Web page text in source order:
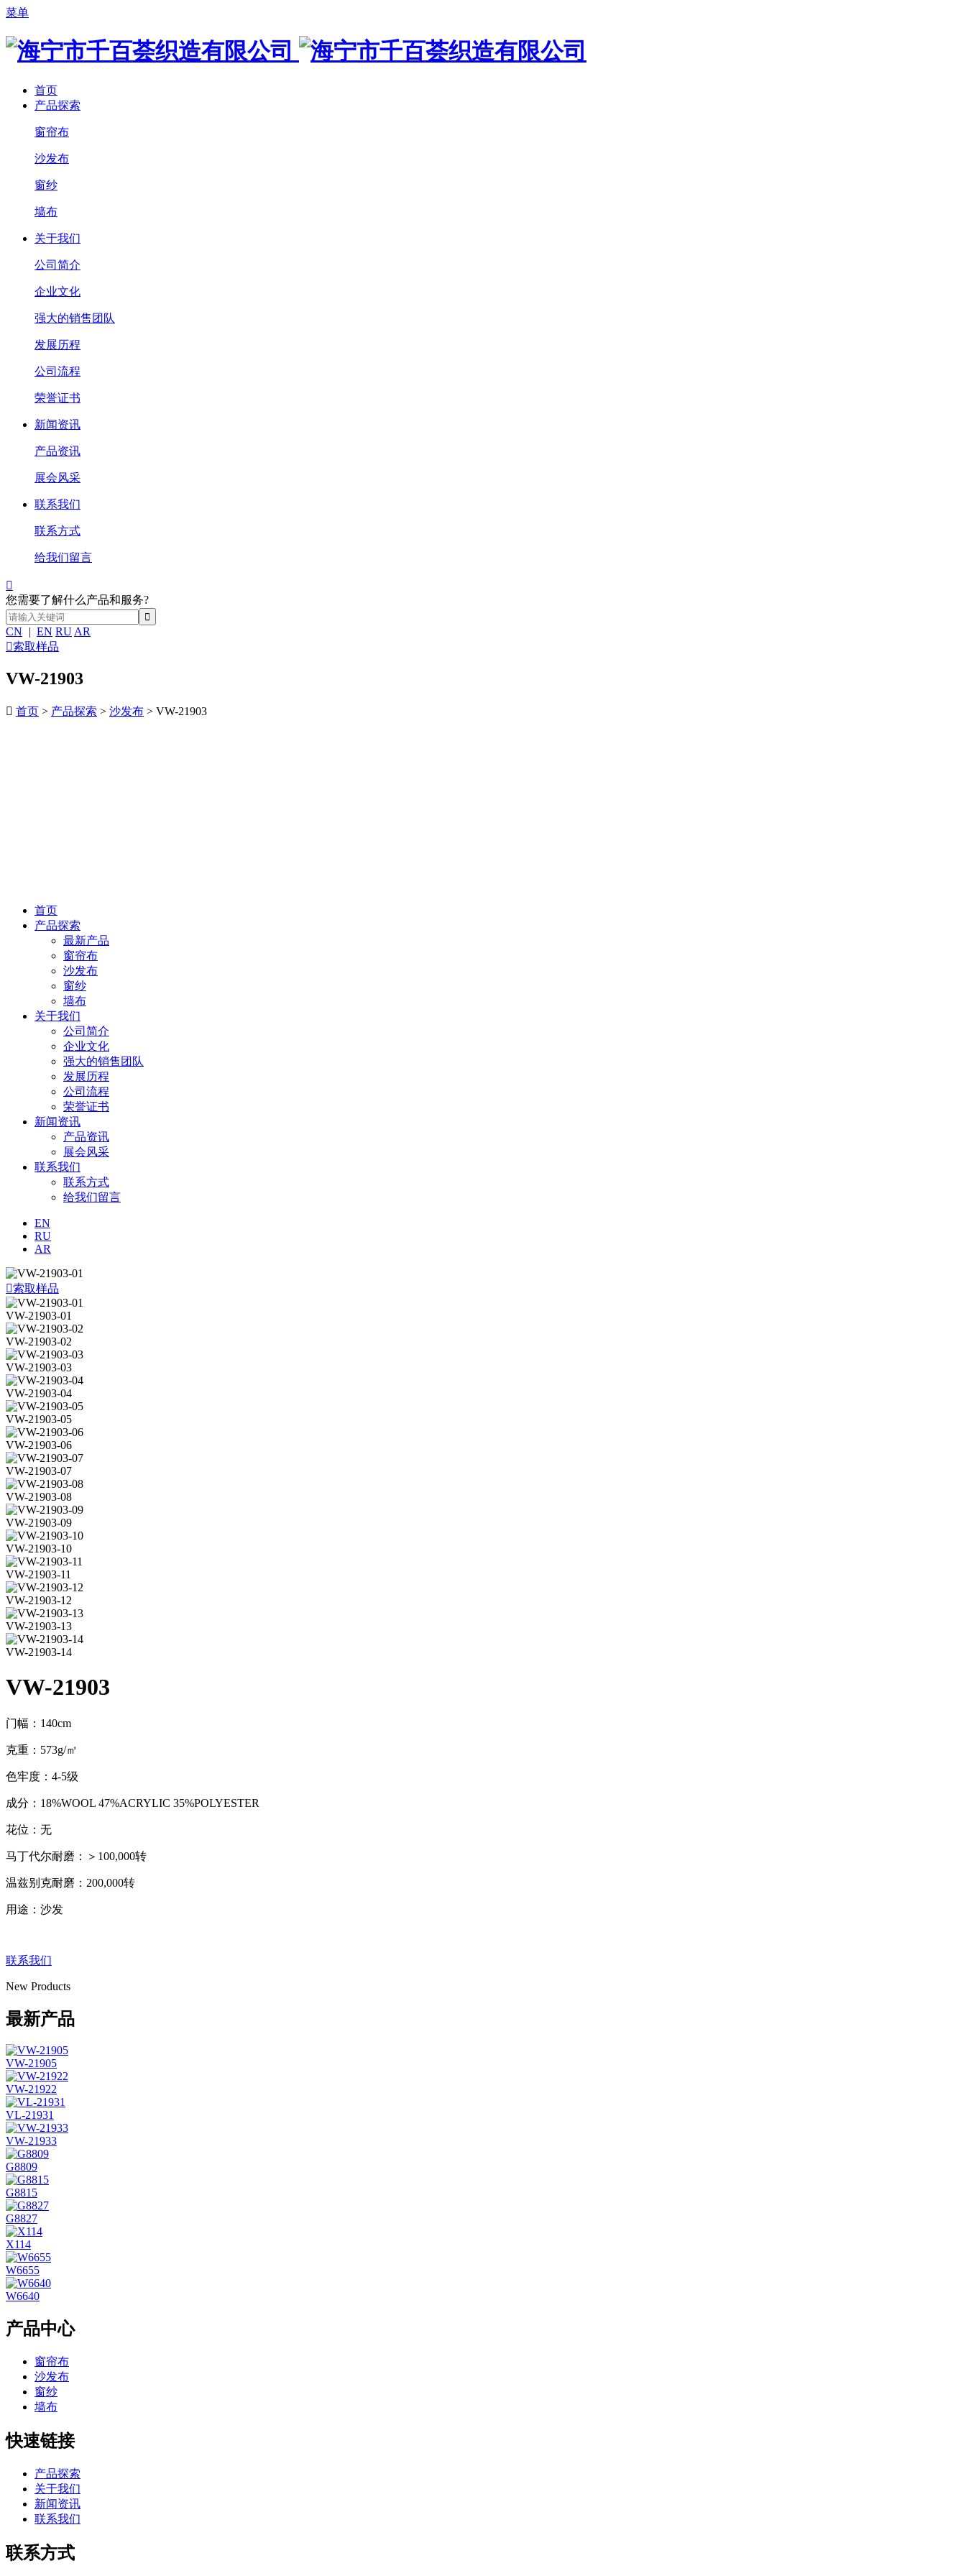
菜单
首页
产品探索
窗帘布
沙发布
窗纱
墙布
关于我们
公司简介
企业文化
强大的销售团队
发展历程
公司流程
荣誉证书
新闻资讯
产品资讯
展会风采
联系我们
联系方式
给我们留言

您需要了解什么产品和服务?
CN | EN RU AR
索取样品
VW-21903
 首页 > 产品探索 > 沙发布 > VW-21903
首页
产品探索
最新产品
窗帘布
沙发布
窗纱
墙布
关于我们
公司简介
企业文化
强大的销售团队
发展历程
公司流程
荣誉证书
新闻资讯
产品资讯
展会风采
联系我们
联系方式
给我们留言
EN
RU
AR
索取样品
VW-21903-01
VW-21903-02
VW-21903-03
VW-21903-04
VW-21903-05
VW-21903-06
VW-21903-07
VW-21903-08
VW-21903-09
VW-21903-10
VW-21903-11
VW-21903-12
VW-21903-13
VW-21903-14
VW-21903
门幅：140cm
克重：573g/㎡
色牢度：4-5级
成分：18%WOOL 47%ACRYLIC 35%POLYESTER
花位：无
马丁代尔耐磨：＞100,000转
温兹别克耐磨：200,000转
用途：沙发
联系我们
New Products
最新产品
VW-21905
VW-21922
VL-21931
VW-21933
G8809
G8815
G8827
X114
W6655
W6640
产品中心
窗帘布
沙发布
窗纱
墙布
快速链接
产品探索
关于我们
新闻资讯
联系我们
联系方式